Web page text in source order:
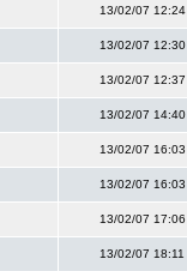
13/02/07 12:24
13/02/07 12:30
13/02/07 12:37
13/02/07 14:40
13/02/07 16:03
13/02/07 16:03
13/02/07 17:06
13/02/07 18:11